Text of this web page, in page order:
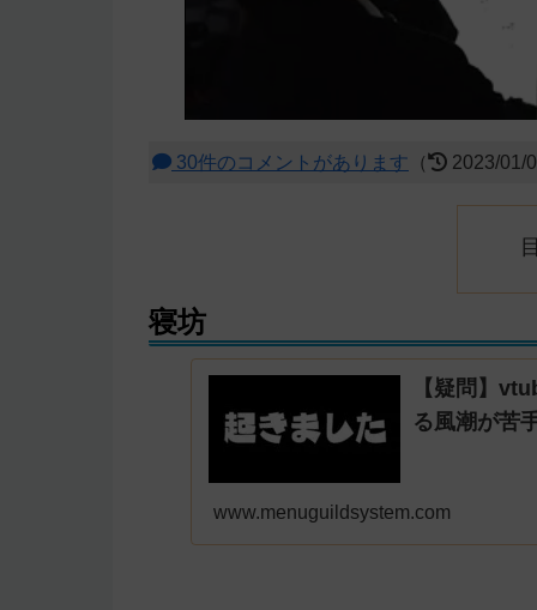
30件のコメントがあります （ 2023/01/
寝坊
【疑問】
る風潮が苦
www.menuguildsystem.com